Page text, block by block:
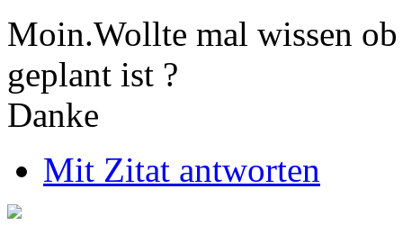
Moin.Wollte mal wissen
geplant ist ?
Danke
Mit Zitat antworten